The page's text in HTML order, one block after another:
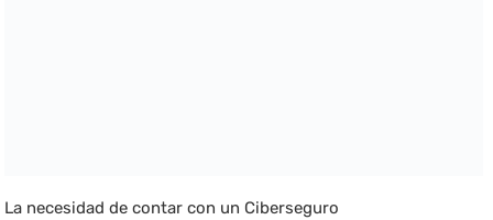
La necesidad de contar con un Ciberseguro